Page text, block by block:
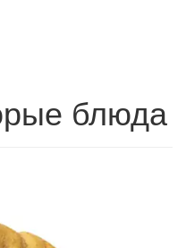
блюда